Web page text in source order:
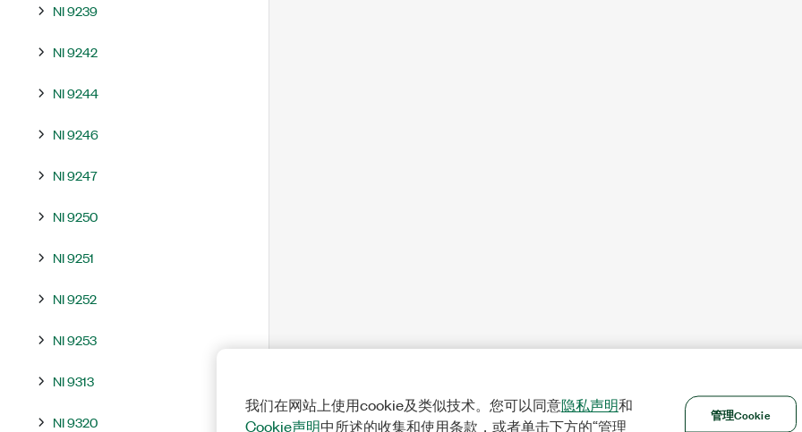
NI 9239
NI 9242
NI 9244
NI 9246
NI 9247
NI 9250
NI 9251
NI 9252
NI 9253
NI 9313
NI 9320
我们在网站上使用cookie及类似技术。您可以同意隐私声明和
Cookie声明中所述的收集和使用条款，或者单击下方的“管理
管理Cookie